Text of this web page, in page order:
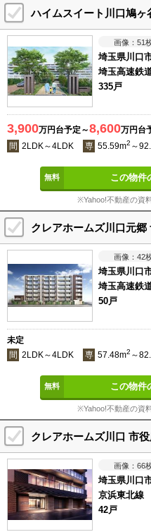
ハイムスイート川口鳩ヶ
51
埼玉県川口
埼玉高速鉄
335戸
3,900万円台予定～8,600万円台
間 2LDK～4LDK 専 55.59m2 ～
この物件
※Yahoo!不動産の資
クレアホームズ川口元郷
42
埼玉県川口
埼玉高速鉄
50戸
未定
間 2LDK～4LDK 専 57.48m2 ～
この物件
※Yahoo!不動産の資
クレアホームズ川口 市役
66
埼玉県川口
京浜東北線
42戸